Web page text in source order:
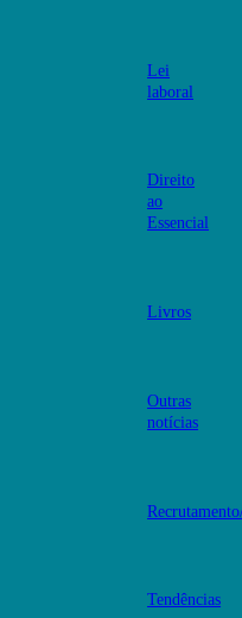
Lei
laboral
Direito
ao
Essencial
Livros
Outras
notícias
Tendências